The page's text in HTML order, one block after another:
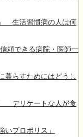
生活習慣病の人は何
頼できる病院・医師一
暮らすためにはどうし
デリケートな人が食
いプロポリス」